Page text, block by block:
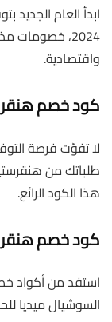
2024،
واقتصادية.
كود خصم
لا تفوّت فرصة
طلباتك من
هذا الكود الرائع.
كود خصم
استفد من أكواد
السوشيال ميديا